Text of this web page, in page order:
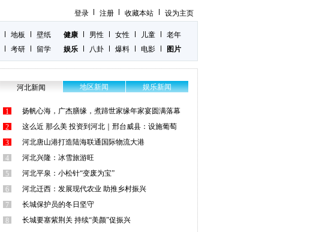
登录 注册 收藏本站 设为主页
地板
壁纸
考研 留学
健康 男性 女性 儿童
老年
娱乐
八卦 爆料 电影 图片
河北新闻 地区新闻 娱乐新闻
1
扬帆心海，广杰膳缘，煮蹄世家缘年家宴圆满落幕
2
这么近 那么美 投资到河北｜邢台威县：设施葡萄
3
河北唐山港打造陆海联通国际物流大港
4
河北兴隆：冰雪旅游旺
5
河北平泉：小松针“变废为宝”
6
河北迁西：发展现代农业 助推乡村振兴
7
长城保护员的冬日坚守
8
长城要塞紫荆关 持续“美颜”促振兴